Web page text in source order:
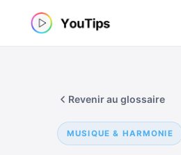
MUSIQUE & HARMONIE
Revenir au glossaire